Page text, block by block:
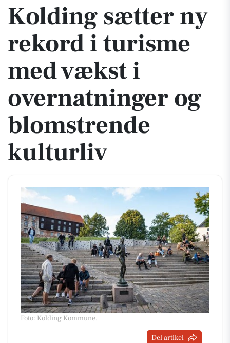
Kolding sætter ny
rekord i turisme
med vækst i
overnatninger og
blomstrende
kulturliv
Foto: Kolding Kommune.
Del artikel